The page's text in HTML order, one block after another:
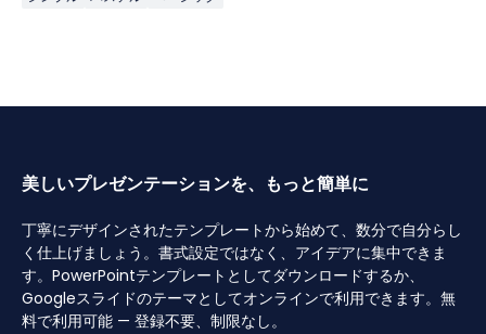
美しいプレゼンテーションを、もっと簡単に
丁寧にデザインされたテンプレートから始めて、数分で自分らし
く仕上げましょう。書式設定ではなく、アイデアに集中できま
す。PowerPointテンプレートとしてダウンロードするか、
Googleスライドのテーマとしてオンラインで利用できます。無
料で利用可能 — 登録不要、制限なし。